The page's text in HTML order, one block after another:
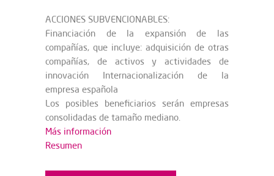
ACCIONES SUBVENCIONABLES:
Financiación de la expansión de las
compañías, que incluye: adquisición de otras
compañías, de activos y actividades de
innovación Internacionalización de la
empresa española
Los posibles beneficiarios serán empresas
consolidadas de tamaño mediano.
Más información
Resumen